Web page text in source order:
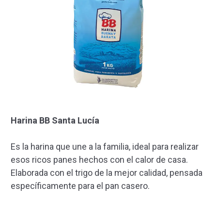
Harina BB Santa Lucía
Es la harina que une a la familia, ideal para realizar
esos ricos panes hechos con el calor de casa.
Elaborada con el trigo de la mejor calidad, pensada
específicamente para el pan casero.